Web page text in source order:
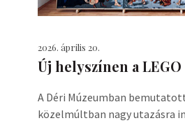
2026. április 20.
Új helyszínen a
A Déri Múzeumban
közelmúltban nagy utazásra